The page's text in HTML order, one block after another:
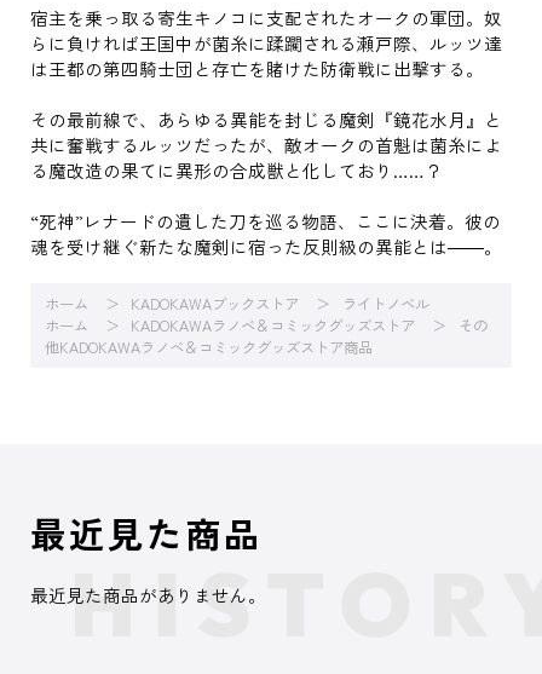
宿主を乗っ取る寄生キノコに支配されたオークの軍団。奴
らに負ければ王国中が菌糸に蹂躙される瀬戸際、ルッツ達
は王都の第四騎士団と存亡を賭けた防衛戦に出撃する。
その最前線で、あらゆる異能を封じる魔剣『鏡花水月』と
共に奮戦するルッツだったが、敵オークの首魁は菌糸によ
る魔改造の果てに異形の合成獣と化しており……？
“死神”レナードの遺した刀を巡る物語、ここに決着。彼の
魂を受け継ぐ新たな魔剣に宿った反則級の異能とは――。
ホーム KADOKAWAブックストア
ライトノベル
ホーム
KADOKAWAラノベ＆コミックグッズストア
その
他KADOKAWAラノベ＆コミックグッズストア商品
最近見た商品
最近見た商品がありません。